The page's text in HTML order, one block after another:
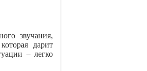
звучания,
дарит
– легко